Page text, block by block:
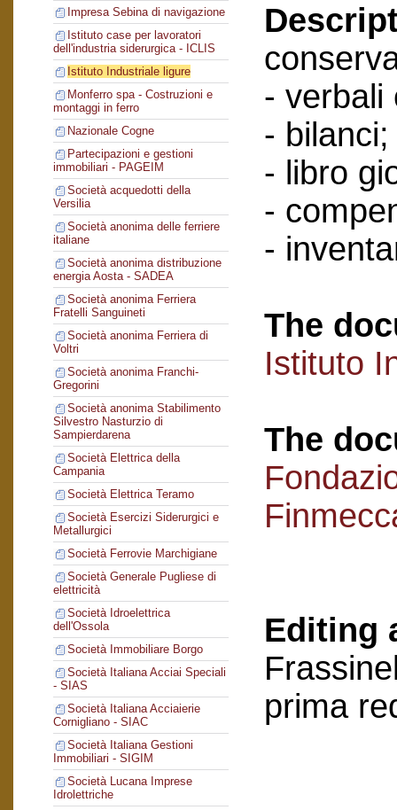
Impresa Sebina di navigazione
Istituto case per lavoratori
dell'industria siderurgica - ICLIS
Istituto Industriale ligure
Monferro spa - Costruzioni e
montaggi in ferro
Nazionale Cogne
Partecipazioni e gestioni
immobiliari - PAGEIM
Società acquedotti della
Versilia
Società anonima delle ferriere
italiane
Società anonima distribuzione
energia Aosta - SADEA
Società anonima Ferriera
Fratelli Sanguineti
Società anonima Ferriera di
Voltri
Società anonima Franchi-
Gregorini
Società anonima Stabilimento
Silvestro Nasturzio di
Sampierdarena
Società Elettrica della
Campania
Società Elettrica Teramo
Società Esercizi Siderurgici e
Metallurgici
Società Ferrovie Marchigiane
Società Generale Pugliese di
elettricità
Società Idroelettrica
dell'Ossola
Società Immobiliare Borgo
Società Italiana Acciai Speciali
- SIAS
Società Italiana Acciaierie
Cornigliano - SIAC
Società Italiana Gestioni
Immobiliari - SIGIM
Società Lucana Imprese
Idrolettriche
- verbali
- bilanci;
- libro
-
-
The
Istituto
The
Editing
prima